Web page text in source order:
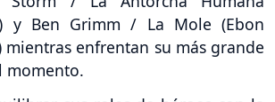
y Ben Grimm / La Mole (Ebon
mientras enfrentan su más grande
momento.